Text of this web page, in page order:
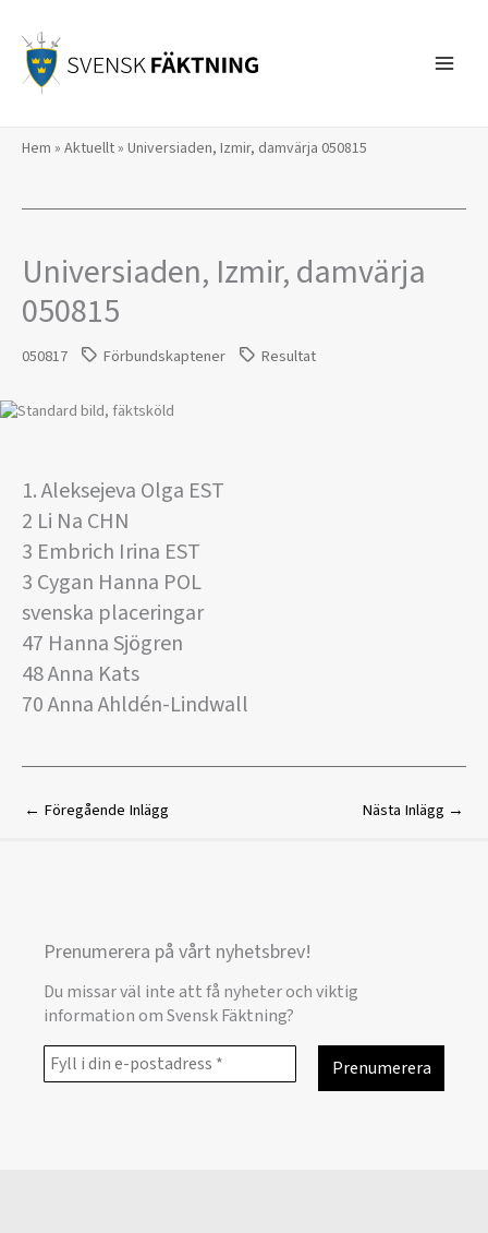
innehåll
Hem » Aktuellt» Universiaden, Izmir, damvärja 050815
Universiaden, Izmir, damvärja
050815
050817 Förbundskaptener Resultat
1. Aleksejeva Olga EST
2 Li Na CHN
3 Embrich Irina EST
3 Cygan Hanna POL
svenska placeringar
47 Hanna Sjögren
48 Anna Kats
70 Anna Ahldén-Lindwall
← Föregående Inlägg Nästa Inlägg →
Prenumerera på vårt nyhetsbrev!
Du missar väl inte att få nyheter och viktig
information om Svensk Fäktning?